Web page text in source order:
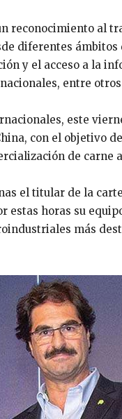
reconocimiento al
diferentes
y el acceso a la
entre
este
con el objetivo
de carne
el titular de la
horas su
más